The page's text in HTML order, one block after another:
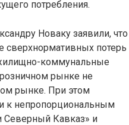
потребления.
Новаку заявили, что
сверхнормативных потерь
коммунальные
рынке не
рынке. При этом
к непропорциональным
Северный Кавказ» и